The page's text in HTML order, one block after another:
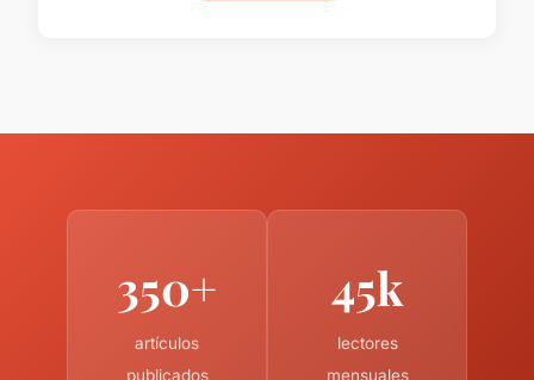
350+
artículos
publicados
45k
lectores
mensuales